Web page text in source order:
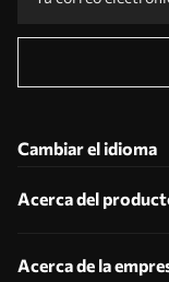
Cambiar el idioma
Acerca del
Acerca de la